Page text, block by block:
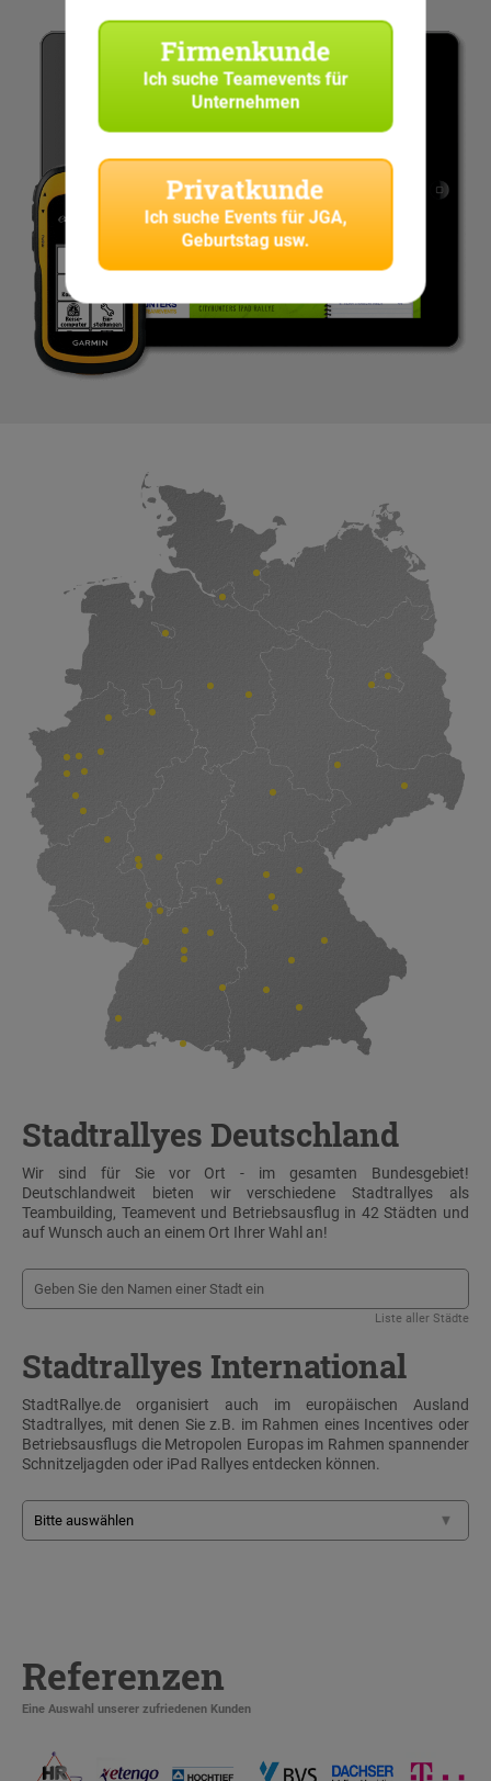
Stadtrallyes Deutschland
Wir sind für Sie vor Ort - im gesamten Bundesgebiet!
Deutschlandweit bieten wir verschiedene Stadtrallyes als
Teambuilding, Teamevent und Betriebsausflug in 42 Städten und
auf Wunsch auch an einem Ort Ihrer Wahl an!
Liste aller Städte
Stadtrallyes International
StadtRallye.de organisiert auch im europäischen Ausland
Stadtrallyes, mit denen Sie z.B. im Rahmen eines Incentives oder
Betriebsausflugs die Metropolen Europas im Rahmen spannender
Schnitzeljagden oder iPad Rallyes entdecken können.
Referenzen
Eine Auswahl unserer zufriedenen Kunden
Firmenkunde
Ich sucheTeamevents für
Unternehmen
Privatkunde
Ich suche Events für JGA,
Geburtstag usw.